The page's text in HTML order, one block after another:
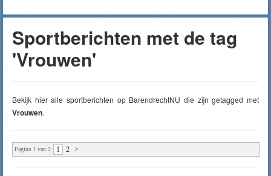
Sportberichten met de tag
'Vrouwen'
Bekijk hier alle sportberichten op BarendrechtNU die zijn getagged met
Vrouwen.
Pagina 1 van 2 1 2 >